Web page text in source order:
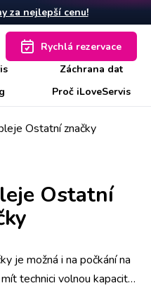
za nejlepší cenu!
Záchrana dat
Proč iLoveServis
Rychlá rezervace
Ostatní značky
Ostatní
je možná i na počkání na
technici volnou kapacitu